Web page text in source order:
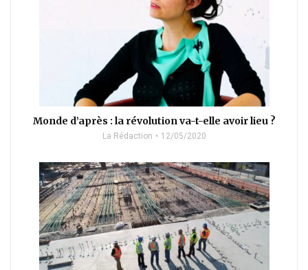
Monde d’après : la révolution va-t-elle avoir lieu ?
La Rédaction 12/05/2020